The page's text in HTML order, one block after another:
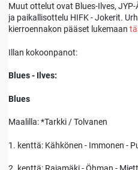
Muut ottelut ovat Blues-Ilves,
ja paikallisottelu HIFK - Jokerit.
kierroennakon pääset lukemaan
Illan kokoonpanot:
Blues - Ilves:
Blues
Maalilla: *Tarkki / Tolvanen
1. kenttä: Kähkönen - Immonen -